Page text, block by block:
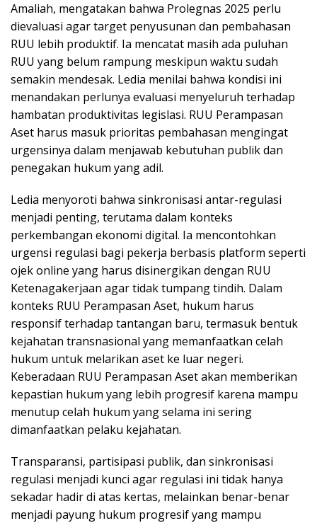
Amaliah, mengatakan bahwa Prolegnas 2025 perlu
dievaluasi agar target penyusunan dan pembahasan
RUU lebih produktif. Ia mencatat masih ada puluhan
RUU yang belum rampung meskipun waktu sudah
semakin mendesak. Ledia menilai bahwa kondisi ini
menandakan perlunya evaluasi menyeluruh terhadap
hambatan produktivitas legislasi. RUU Perampasan
Aset harus masuk prioritas pembahasan mengingat
urgensinya dalam menjawab kebutuhan publik dan
penegakan hukum yang adil.
Ledia menyoroti bahwa sinkronisasi antar-regulasi
menjadi penting, terutama dalam konteks
perkembangan ekonomi digital. Ia mencontohkan
urgensi regulasi bagi pekerja berbasis platform seperti
ojek online yang harus disinergikan dengan RUU
Ketenagakerjaan agar tidak tumpang tindih. Dalam
konteks RUU Perampasan Aset, hukum harus
responsif terhadap tantangan baru, termasuk bentuk
kejahatan transnasional yang memanfaatkan celah
hukum untuk melarikan aset ke luar negeri.
Keberadaan RUU Perampasan Aset akan memberikan
kepastian hukum yang lebih progresif karena mampu
menutup celah hukum yang selama ini sering
dimanfaatkan pelaku kejahatan.
Transparansi, partisipasi publik, dan sinkronisasi
regulasi menjadi kunci agar regulasi ini tidak hanya
sekadar hadir di atas kertas, melainkan benar-benar
menjadi payung hukum progresif yang mampu